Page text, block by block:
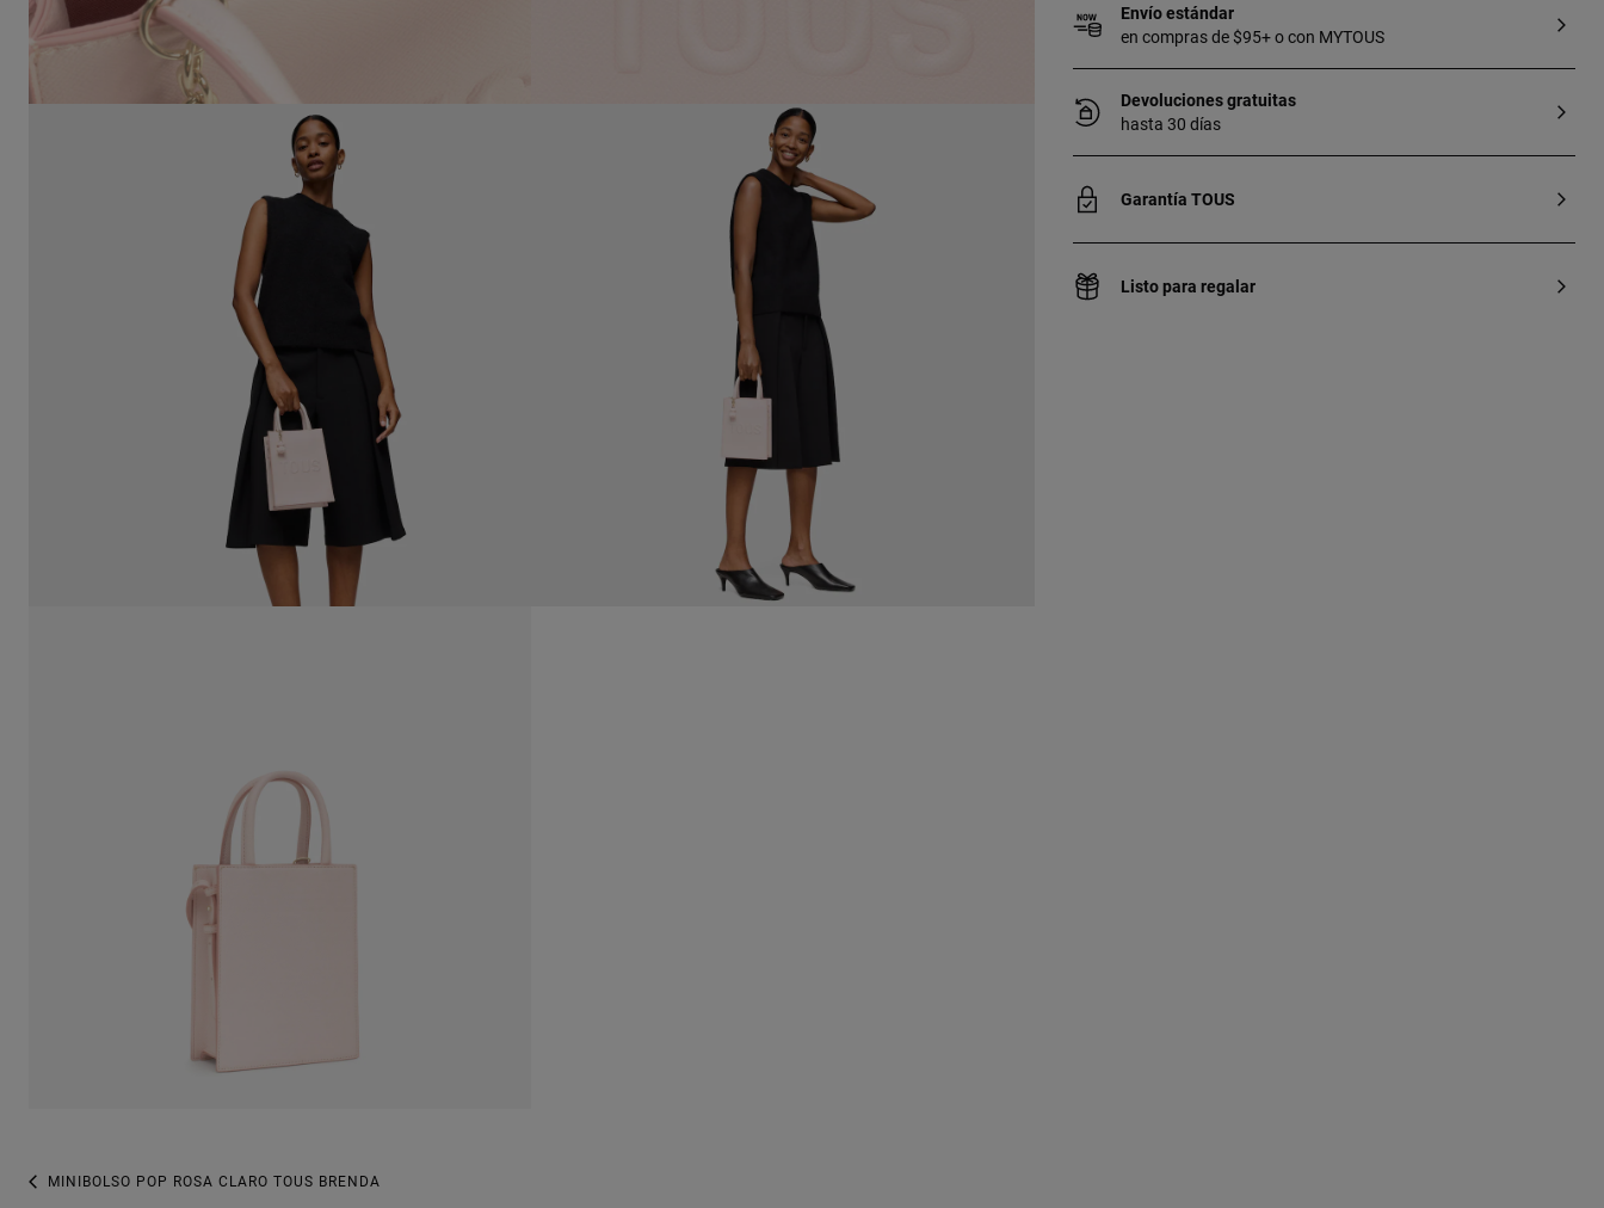
Envío estándar
en compras de $95+ o con MYTOUS
Devoluciones gratuitas
hasta 30 días
Garantía TOUS
Listo para regalar
MINIBOLSO POP ROSA CLARO TOUS BRENDA